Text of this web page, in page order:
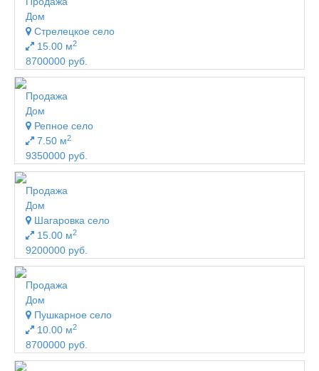
Дом
Стрелецкое село
15.00 м2
8700000 руб.
Продажа
Дом
Репное село
7.50 м2
9350000 руб.
Продажа
Дом
Шагаровка село
15.00 м2
9200000 руб.
Продажа
Дом
Пушкарное село
10.00 м2
8700000 руб.